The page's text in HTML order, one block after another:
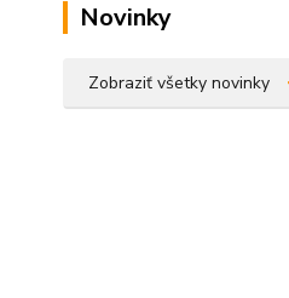
Novinky
Zobraziť všetky novinky